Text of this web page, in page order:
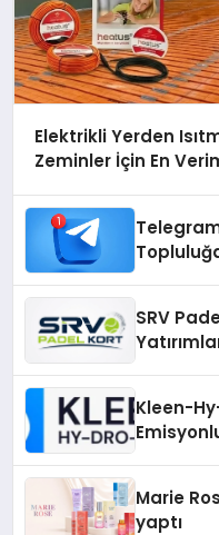
Elektrikli Yerden
Zeminler İçin En
SRV
Kleen-
Marie
yaptı